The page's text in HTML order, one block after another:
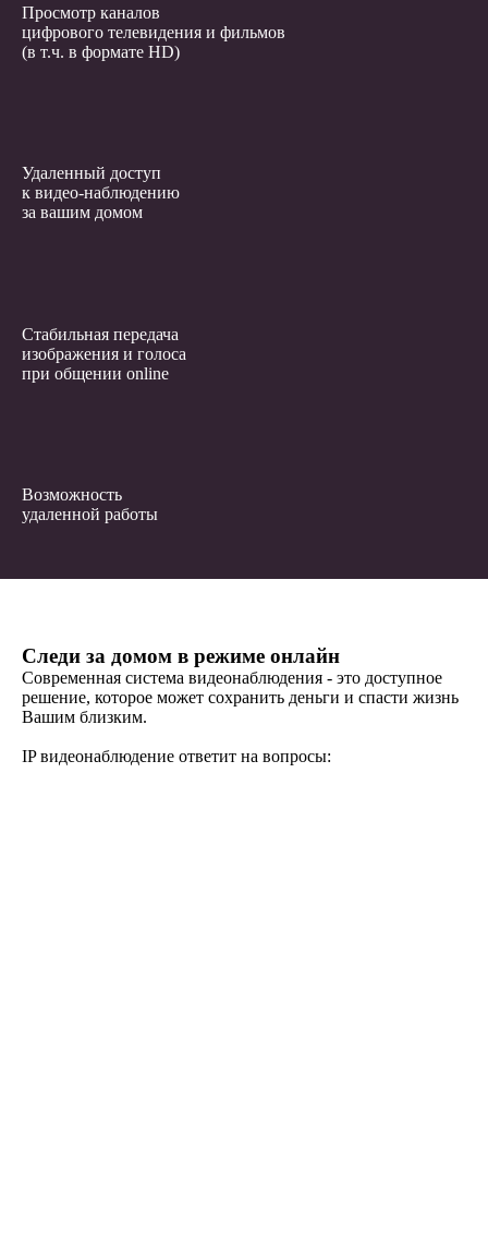
Просмотр каналов
цифрового телевидения и фильмов
(в т.ч. в формате HD)
Удаленный доступ
к видео-наблюдению
за вашим домом
Стабильная передача
изображения и голоса
при общении online
Возможность
удаленной работы
Следи за домом в режиме онлайн
Современная система видеонаблюдения - это доступное
решение, которое может сохранить деньги и спасти жизнь
Вашим близким.
IP видеонаблюдение ответит на вопросы: